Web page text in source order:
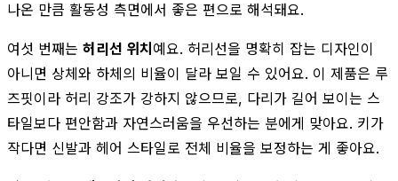
나온 만큼 활동성 측면에서 좋은 편으로 해석돼요.
여섯 번째는 허리선 위치 예요. 허리선을 명확히 잡는 디자인이
아니면 상체와 하체의 비율이 달라 보일 수 있어요. 이 제품은 루
즈핏이라 허리 강조가 강하지 않으므로, 다리가 길어 보이는 스
타일보다 편안함과 자연스러움을 우선하는 분에게 맞아요. 키가
작다면 신발과 헤어 스타일로 전체 비율을 보정하는 게 좋아요.